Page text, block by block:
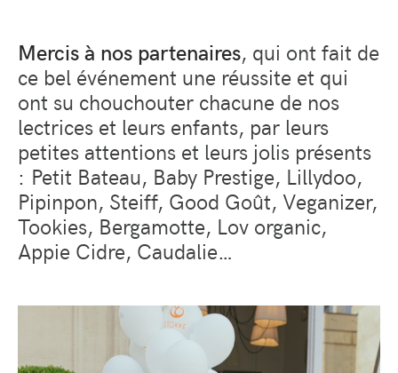
Mercis à nos partenaires, qui ont fait de
ce bel événement une réussite et qui
ont su chouchouter chacune de nos
lectrices et leurs enfants, par leurs
petites attentions et leurs jolis présents
: Petit Bateau, Baby Prestige, Lillydoo,
Pipinpon, Steiff, Good Goût, Veganizer,
Tookies, Bergamotte, Lov organic,
Appie Cidre, Caudalie…